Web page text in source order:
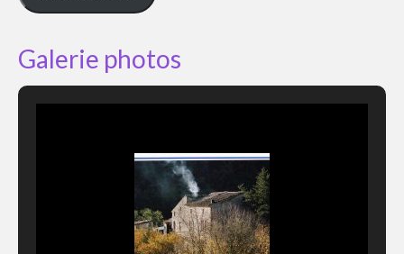
Galerie photos